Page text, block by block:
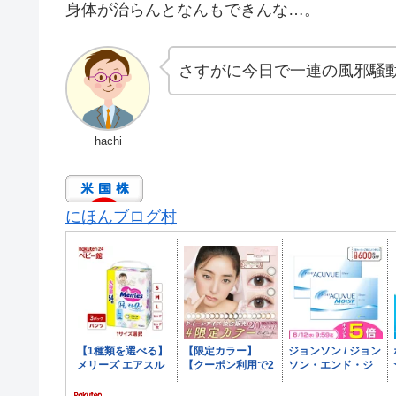
身体が治らんとなんもできんな…。
hachi
さすがに今日で一連の風邪騒
にほんブログ村